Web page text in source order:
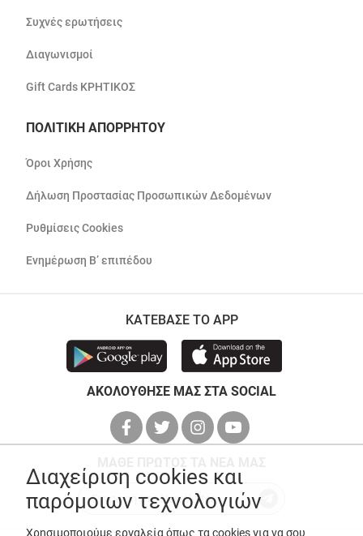
Συχνές ερωτήσεις
Διαγωνισμοί
Gift Cards ΚΡΗΤΙΚΟΣ
ΠΟΛΙΤΙΚΗ ΑΠΟΡΡΗΤΟΥ
Όροι Χρήσης
Δήλωση Προστασίας Προσωπικών Δεδομένων
Ρυθμίσεις Cookies
Ενημέρωση Β’ επιπέδου
ΚΑΤΕΒΑΣΕ ΤΟ APP
ΑΚΟΛΟΥΘΗΣΕ ΜΑΣ ΣΤΑ SOCIAL
Διαχείριση cookies και
παρόμοιων τεχνολογιών
Χρησιμοποιούμε εργαλεία όπως τα cookies για να σου